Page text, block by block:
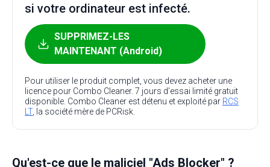
si votre ordinateur est infecté.
SUPPRIMEZ-LES
MAINTENANT (Android)
Pour utiliser le produit complet, vous devez acheter une
licence pour Combo Cleaner. 7 jours d’essai limité gratuit
disponible. Combo Cleaner est détenu et exploité par RCS
LT, la société mère de PCRisk.
Qu'est-ce que le maliciel "Ads Blocker" ?